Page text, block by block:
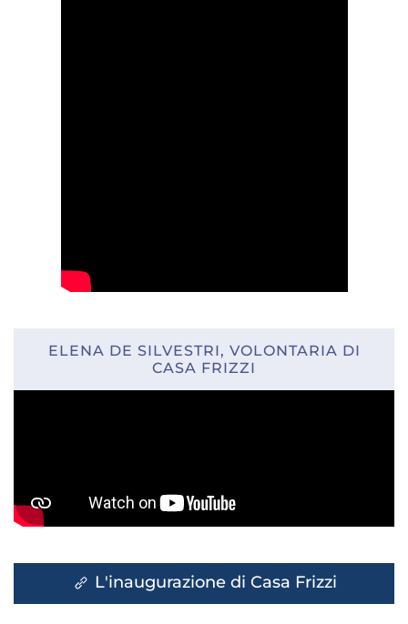
ELENA DE SILVESTRI, VOLONTARIA DI
CASA FRIZZI
L'inaugurazione di Casa Frizzi